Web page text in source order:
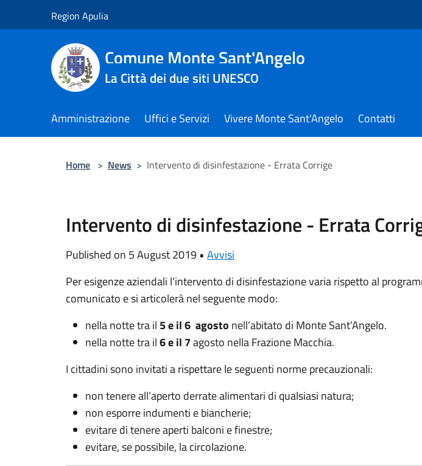
Region Apulia
Comune Monte Sant'Angelo
La Città dei due siti UNESCO
Amministrazione Uffici e Servizi Vivere Monte Sant'Angelo Contatti
Home > News > Intervento di disinfestazione - Errata Corrige
Intervento di disinfestazione - Errata
Published on 5 August 2019 • Avvisi
Per esigenze aziendali l'intervento di disinfestazione varia rispetto al
comunicato e si articolerà nel seguente modo:
nella notte tra il 5 e il 6 agosto nell’abitato di Monte Sant’Angelo.
nella notte tra il6 e il 7agosto nella Frazione Macchia.
I cittadini sono invitati a rispettare le seguenti norme precauzionali:
non tenere all’aperto derrate alimentari di qualsiasi natura;
non esporre indumenti e biancherie;
evitare di tenere aperti balconi e finestre;
evitare, se possibile, la circolazione.